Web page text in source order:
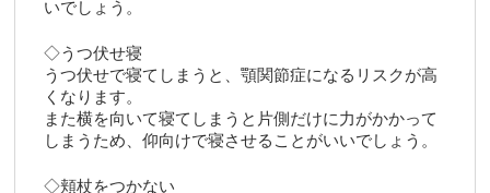
いでしょう。
◇うつ伏せ寝
うつ伏せで寝てしまうと、顎関節症になるリスクが高
くなります。
また横を向いて寝てしまうと片側だけに力がかかって
しまうため、仰向けで寝させることがいいでしょう。
◇頬杖をつかない